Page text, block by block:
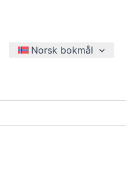
Norsk bokmål